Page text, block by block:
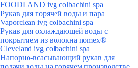
FOODLAND ivg colbachini spa
Рукав для горячей воды и пара
Vaporclean ivg colbachini spa
Рукав для охлаждающей воды с
покрытием из волокна nomex®
Cleveland ivg colbachini spa
Напорно-всасывающий рукав для
подачи воды на горячем производстве